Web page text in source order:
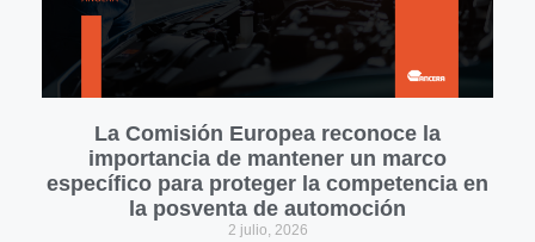
La Comisión Europea reconoce la
importancia de mantener un marco
específico para proteger la competencia en
la posventa de automoción
2 julio, 2026